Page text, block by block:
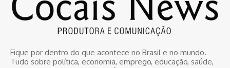
Fique por dentro do que acontece no Brasil e no mundo.
Tudo sobre política, economia, emprego, educação, saúde,